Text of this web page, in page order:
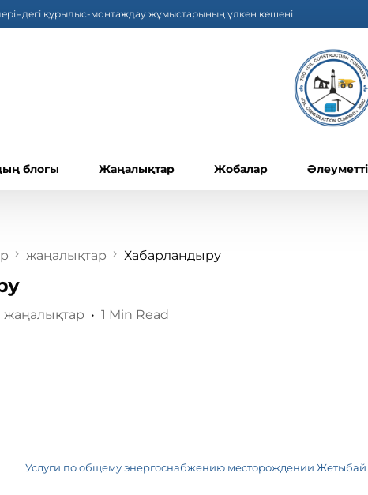
құрылыс-монтаждау жұмыстарының үлкен кешені
блогы Жаңалықтар Жобалар
жаңалықтар Хабарландыру
жаңалықтар 1 Min Read
Услуги по общему энергоснабжению месторождении Жетыбай